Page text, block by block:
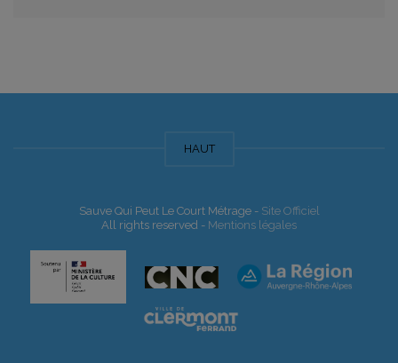
HAUT
Sauve Qui Peut Le Court Métrage - Site Officiel
All rights reserved - Mentions légales